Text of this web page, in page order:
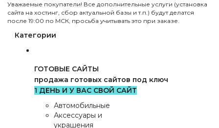
Уважаемые покупатели! Все дополнительные услуги (установка
сайта на хостинг, сбор актуальной базы и т.п.) будут делатся
после 19:00 по МСК, просьба учитывать это при заказе.
Категории
ГОТОВЫЕ САЙТЫ
продажа готовых сайтов под ключ
1 ДЕНЬ И У ВАС СВОЙ САЙТ
Автомобильные
Аксессуары и
украшения